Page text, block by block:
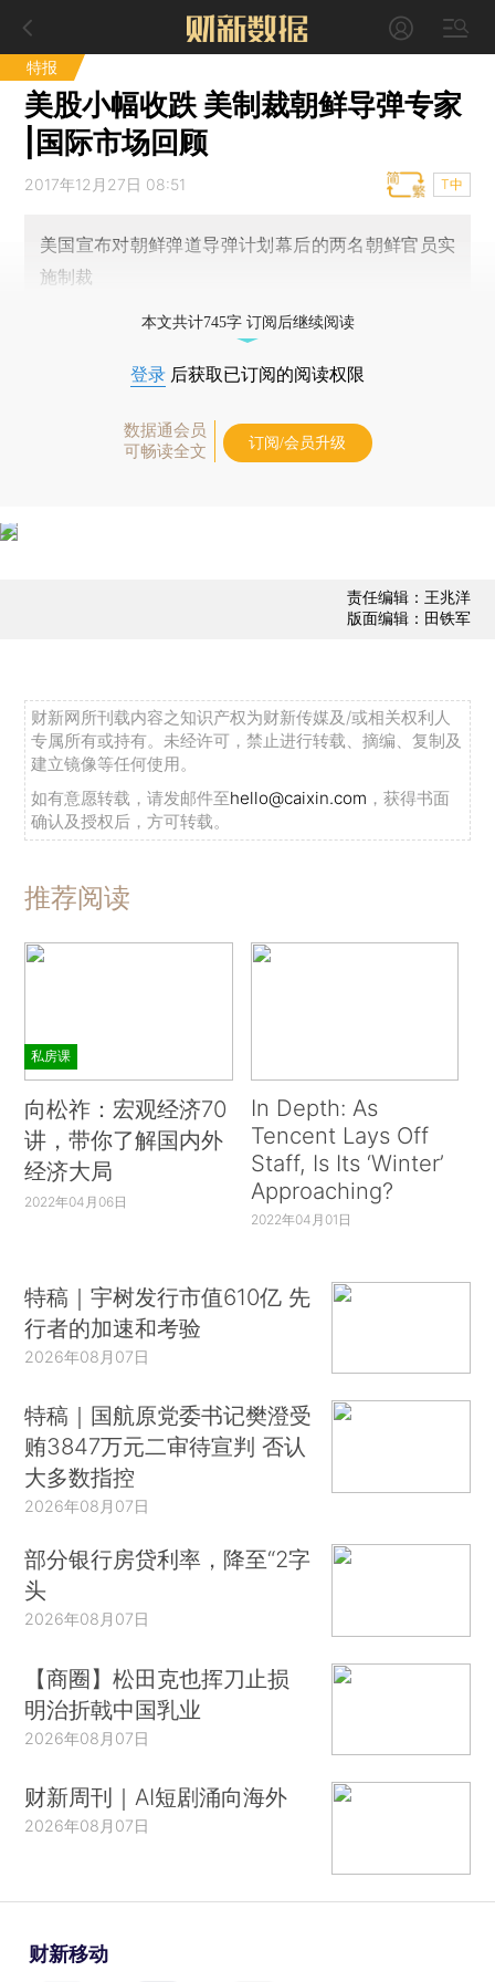
特报
美股小幅收跌 美制裁朝鲜导弹专家
|国际市场回顾
2017年12月27日 08:51 T中
美国宣布对朝鲜弹道导弹计划幕后的两名朝鲜官员实
施制裁
本文共计745字 订阅后继续阅读
登录 后获取已订阅的阅读权限
数据通会员
可畅读全文
订阅/会员升级
责任编辑：王兆洋
版面编辑：田铁军
财新网所刊载内容之知识产权为财新传媒及/或相关权利人
专属所有或持有。未经许可，禁止进行转载、摘编、复制及
建立镜像等任何使用。
如有意愿转载，请发邮件至hello@caixin.com ，获得书面
确认及授权后，方可转载。
推荐阅读
私房课
向松祚：宏观经济70
讲，带你了解国内外
经济大局
2022年04月06日
In Depth: As
Tencent Lays Off
Staff, Is Its ‘Winter’
Approaching?
2022年04月01日
特稿｜宇树发行市值610亿 先
行者的加速和考验
2026年08月07日
特稿｜国航原党委书记樊澄受
贿3847万元二审待宣判 否认
大多数指控
2026年08月07日
部分银行房贷利率，降至“2字
头
2026年08月07日
【商圈】松田克也挥刀止损
明治折戟中国乳业
2026年08月07日
财新周刊｜AI短剧涌向海外
2026年08月07日
财新移动